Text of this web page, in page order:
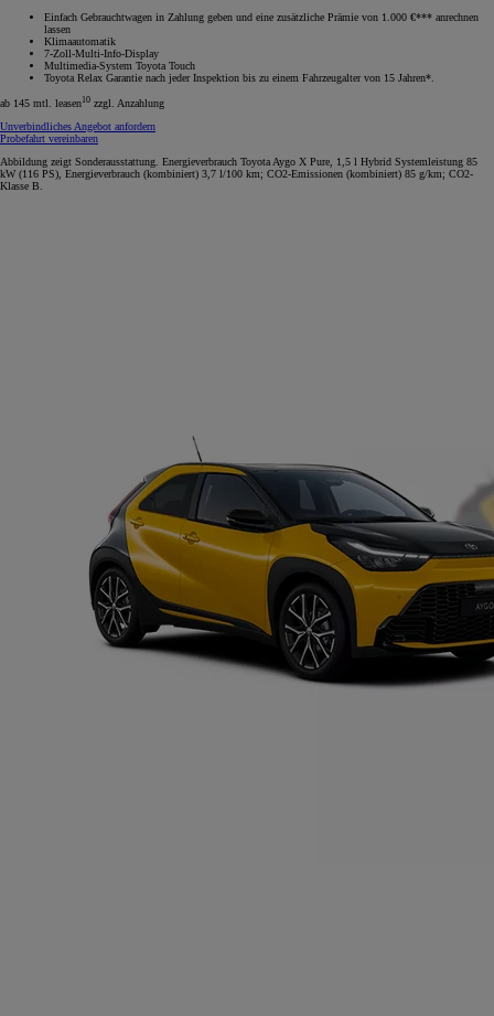
Einfach Gebrauchtwagen in Zahlung geben und eine zusätzliche Prämie von 1.000 €*** anrechnen
lassen
Klimaautomatik
7-Zoll-Multi-Info-Display
Multimedia-System Toyota Touch
Toyota Relax Garantie nach jeder Inspektion bis zu einem Fahrzeugalter von 15 Jahren*.
ab 145 mtl. leasen10 zzgl. Anzahlung
Unverbindliches Angebot anfordern
Probefahrt vereinbaren
Abbildung zeigt Sonderausstattung. Energieverbrauch Toyota Aygo X Pure, 1,5 l Hybrid Systemleistung 85
kW (116 PS), Energieverbrauch (kombiniert) 3,7 l/100 km; CO2-Emissionen (kombiniert) 85 g/km; CO2-
Klasse B.